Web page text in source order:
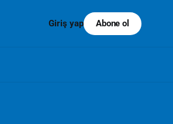
Giriş yap Abone ol